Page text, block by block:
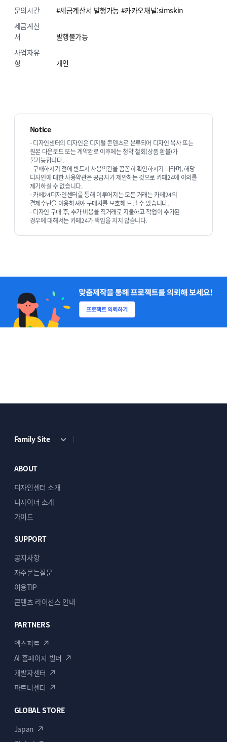
문의시간
#세금계산서 발행가능 #카카오채널:simskin
세금계산
서
발행불가능
사업자유
형
개인
Notice
- 디자인센터의 디자인은 디지털 콘텐츠로 분류되어 디자인 복사 또는
원본 다운로드 또는 계약완료 이후에는 청약 철회(상품 환불)가
불가능합니다.
- 구매하시기 전에 반드시 사용약관을 꼼꼼히 확인하시기 바라며, 해당
디자인에 대한 사용약관은 공급자가 제안하는 것으로 카페24에 이의를
제기하실 수 없습니다.
- 카페24디자인센터를 통해 이루어지는 모든 거래는 카페24의
결제수단을 이용하셔야 구매자를 보호해 드릴 수 있습니다.
- 디자인 구매 후, 추가 비용을 직거래로 지불하고 작업이 추가된
경우에 대해서는 카페24가 책임을 지지 않습니다.
Family Site
ABOUT
디자인센터 소개
디자이너 소개
가이드
SUPPORT
공지사항
자주묻는질문
이용TIP
콘텐츠 라이선스 안내
PARTNERS
엑스퍼트
AI 홈페이지 빌더
개발자센터
파트너센터
GLOBAL STORE
Japan